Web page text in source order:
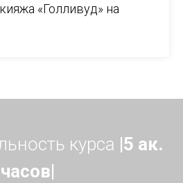
«Голливуд» на
курса |5 ак.
часов|